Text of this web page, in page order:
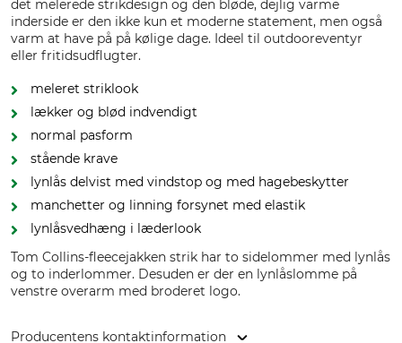
det melerede strikdesign og den bløde, dejlig varme
inderside er den ikke kun et moderne statement, men også
varm at have på på kølige dage. Ideel til outdooreventyr
eller fritidsudflugter.
meleret striklook
lækker og blød indvendigt
normal pasform
stående krave
lynlås delvist med vindstop og med hagebeskytter
manchetter og linning forsynet med elastik
lynlåsvedhæng i læderlook
Tom Collins-fleecejakken strik har to sidelommer med lynlås
og to inderlommer. Desuden er der en lynlåslomme på
venstre overarm med broderet logo.
Producentens kontaktinformation